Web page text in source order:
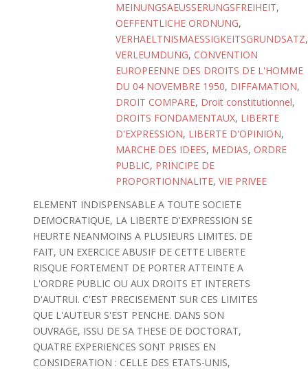
MEINUNGSAEUSSERUNGSFREIHEIT,
OEFFENTLICHE ORDNUNG,
VERHAELTNISMAESSIGKEITSGRUNDSATZ,
VERLEUMDUNG, CONVENTION
EUROPEENNE DES DROITS DE L'HOMME
DU 04 NOVEMBRE 1950, DIFFAMATION,
DROIT COMPARE, Droit constitutionnel,
DROITS FONDAMENTAUX, LIBERTE
D'EXPRESSION, LIBERTE D'OPINION,
MARCHE DES IDEES, MEDIAS, ORDRE
PUBLIC, PRINCIPE DE
PROPORTIONNALITE, VIE PRIVEE
ELEMENT INDISPENSABLE A TOUTE SOCIETE
DEMOCRATIQUE, LA LIBERTE D'EXPRESSION SE
HEURTE NEANMOINS A PLUSIEURS LIMITES. DE
FAIT, UN EXERCICE ABUSIF DE CETTE LIBERTE
RISQUE FORTEMENT DE PORTER ATTEINTE A
L'ORDRE PUBLIC OU AUX DROITS ET INTERETS
D'AUTRUI. C'EST PRECISEMENT SUR CES LIMITES
QUE L'AUTEUR S'EST PENCHE. DANS SON
OUVRAGE, ISSU DE SA THESE DE DOCTORAT,
QUATRE EXPERIENCES SONT PRISES EN
CONSIDERATION : CELLE DES ETATS-UNIS,